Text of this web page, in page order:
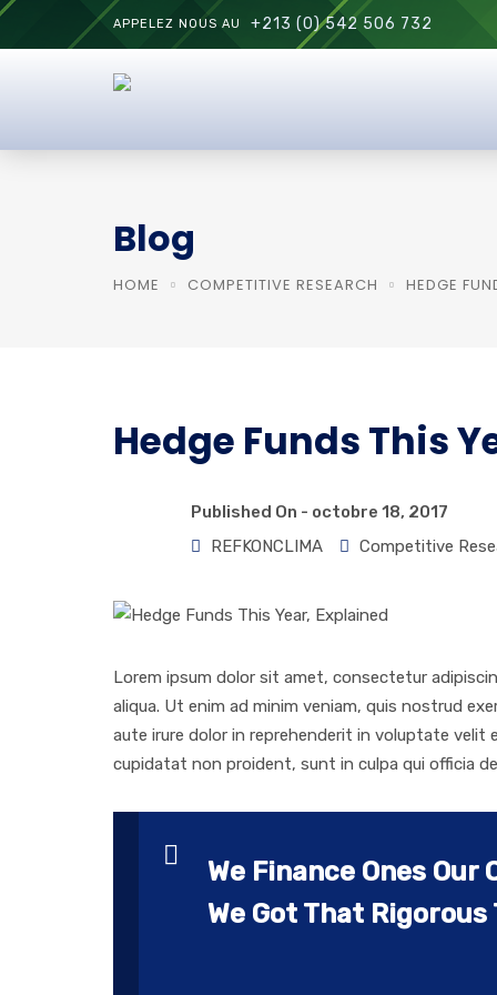
APPELEZ NOUS AU +213 (0) 542 506 732
Blog
HOME COMPETITIVE RESEARCH HEDGE
Hedge Funds This
Published On - octobre 18, 2017
REFKONCLIMA
Competitive
Lorem ipsum dolor sit amet, consectetur
aliqua. Ut enim ad minim veniam, quis nostrud
aute irure dolor in reprehenderit in voluptate velit
cupidatat non proident, sunt in culpa qui officia
We Finance Ones
We Got That